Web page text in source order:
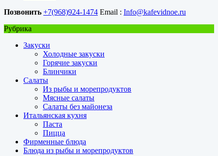
Позвонить +7(968)924-1474 Email : Info@kafevidnoe.ru
Рубрика
Закуски
Холодные закуски
Горячие закуски
Блинчики
Салаты
Из рыбы и морепродуктов
Мясные салаты
Салаты без майонеза
Итальянская кухня
Паста
Пицца
Фирменные блюда
Блюда из рыбы и морепродуктов